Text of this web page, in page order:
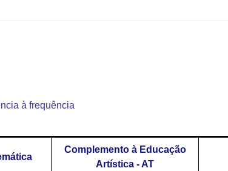
à frequência
Complemento à Educação
Artística - AT